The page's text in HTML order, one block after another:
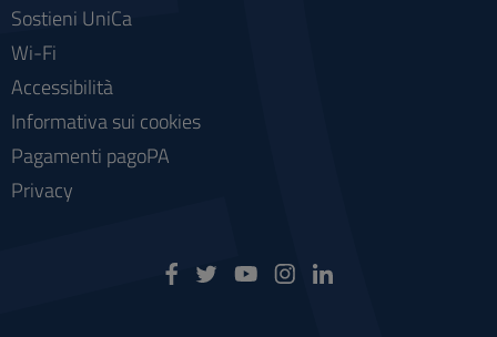
Sostieni UniCa
Wi-Fi
Accessibilità
Informativa sui cookies
Pagamenti pagoPA
Privacy